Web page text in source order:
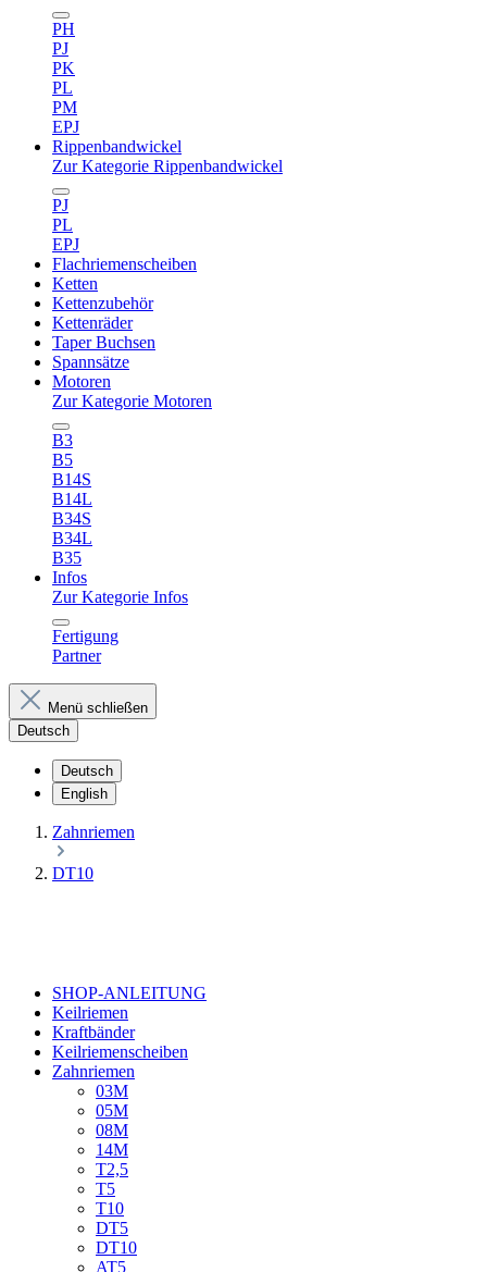
PH
PJ
PK
PL
PM
EPJ
Rippenbandwickel
Zur Kategorie Rippenbandwickel
PJ
PL
EPJ
Flachriemenscheiben
Ketten
Kettenzubehör
Kettenräder
Taper Buchsen
Spannsätze
Motoren
Zur Kategorie Motoren
B3
B5
B14S
B14L
B34S
B34L
B35
Infos
Zur Kategorie Infos
Fertigung
Partner
Menü schließen
Deutsch
Deutsch
English
Zahnriemen
DT10
SHOP-ANLEITUNG
Keilriemen
Kraftbänder
Keilriemenscheiben
Zahnriemen
03M
05M
08M
14M
T2,5
T5
T10
DT5
DT10
AT5